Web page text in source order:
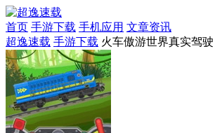
首页 手游下载 手机应用 文章资讯
超逸速载 手游下载 火车傲游世界真实驾驶